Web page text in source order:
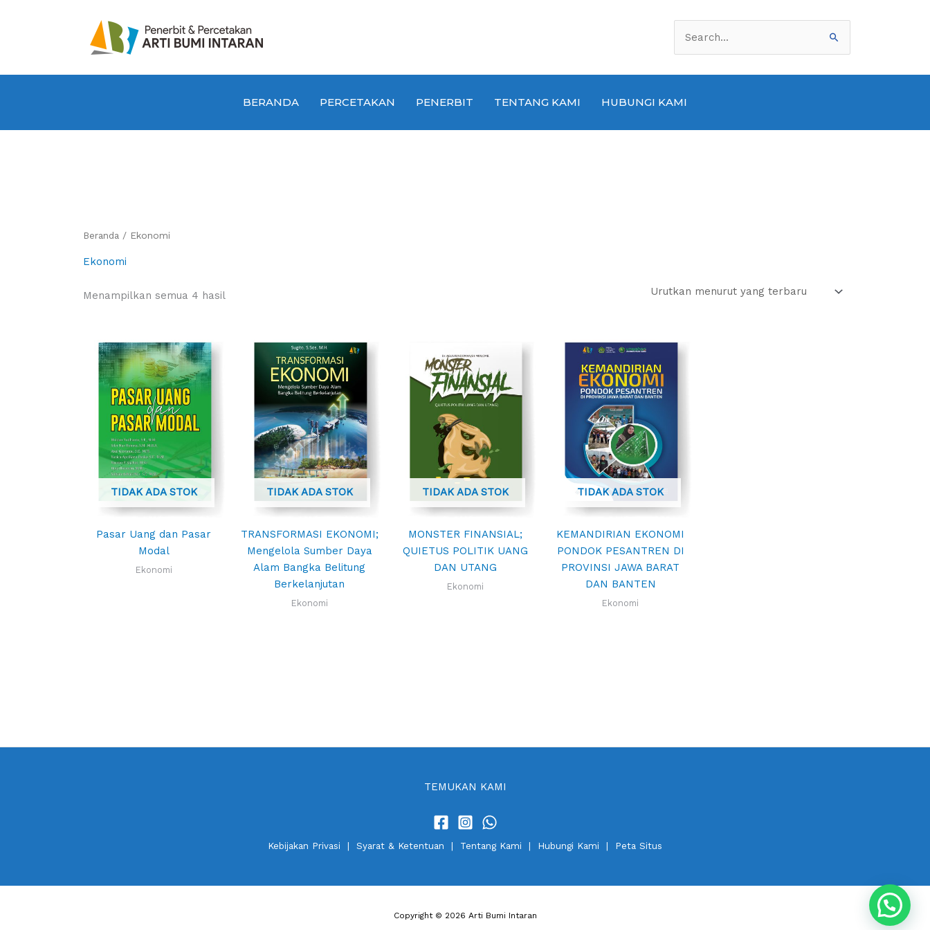
untuk:
BERANDA PERCETAKAN PENERBIT TENTANG KAMI HUBUNGI KAMI
Beranda / Ekonomi
Ekonomi
Menampilkan semua 4 hasil
TIDAK ADA STOK
Pasar Uang dan Pasar
Modal
Ekonomi
TIDAK ADA STOK
TRANSFORMASI EKONOMI;
Mengelola Sumber Daya
Alam Bangka Belitung
Berkelanjutan
Ekonomi
TIDAK ADA STOK
MONSTER FINANSIAL;
QUIETUS POLITIK UANG
DAN UTANG
Ekonomi
TIDAK ADA STOK
KEMANDIRIAN EKONOMI
PONDOK PESANTREN DI
PROVINSI JAWA BARAT
DAN BANTEN
Ekonomi
TEMUKAN KAMI
Kebijakan Privasi | Syarat & Ketentuan | Tentang Kami | Hubungi Kami | Peta Situs
Copyright © 2026 Arti Bumi Intaran